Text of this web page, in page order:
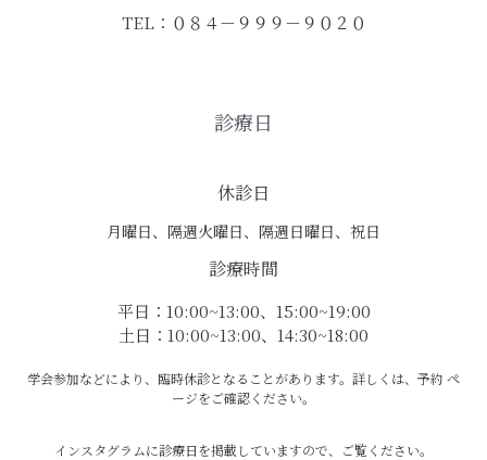
TEL：０８４－９９９－９０２０
診療日
休診日
月曜日、隔週火曜日、隔週日曜日、祝日
診療時間
平日：10:00~13:00、15:00~19:00
土日：10:00~13:00、14:30~18:00
学会参加などにより、臨時休診となることがあります。詳しくは、予約 ペ
ージをご確認ください。
インスタグラムに診療日を掲載していますので、ご覧ください。